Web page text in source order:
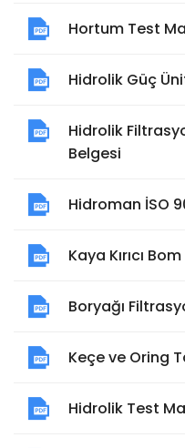
Hortum Test
Hidrolik Güç
Hidrolik
Belgesi
Hidroman İSO
Kaya Kırıcı
Boryağı
Keçe ve Oring
Hidrolik Test